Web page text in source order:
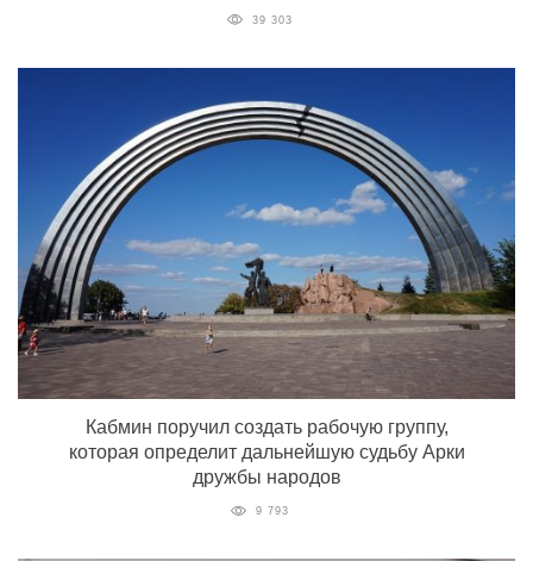
39 303
Кабмин поручил создать рабочую группу,
которая определит дальнейшую судьбу Арки
дружбы народов
9 793